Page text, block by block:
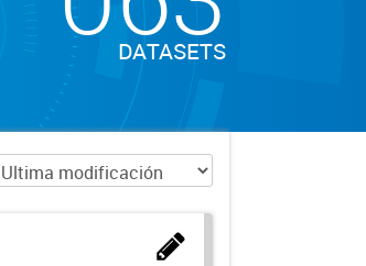
DATASETS